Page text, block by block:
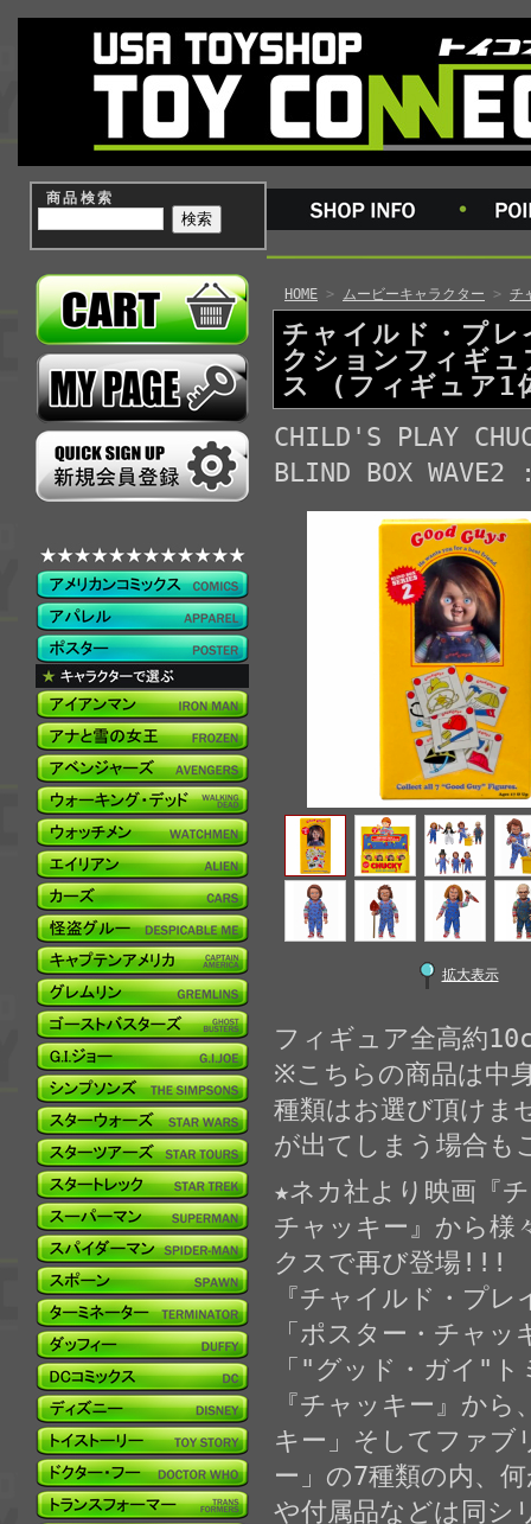
商品検索
HOME > ムービーキャラクター > チ
チャイルド・プ
クションフィギ
ス (フィギュア1
CHILD'S PLAY
BLIND BOX WAVE2
拡大表示
フィギュア全高約
※こちらの商品は中
種類はお選び頂けま
が出てしまう場合も
★ネカ社より映画『
チャッキー』から様
クスで再び登場!!!
『チャイルド・プ
「ポスター・チャ
「"グッド・ガイ"
『チャッキー』か
キー」そしてファブ
ー」の7種類の内、
や付属品などは同シ